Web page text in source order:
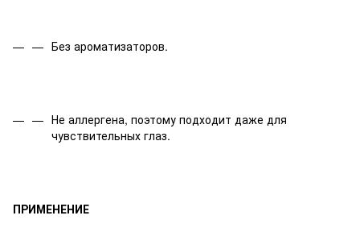
Без ароматизаторов.
Не аллергена, поэтому подходит даже для
чувствительных глаз.
ПРИМЕНЕНИЕ